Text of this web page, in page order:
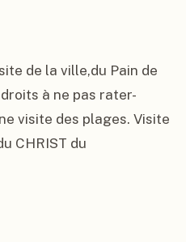
de la ville,du Pain de
à ne pas rater-
visite des plages. Visite
CHRIST du